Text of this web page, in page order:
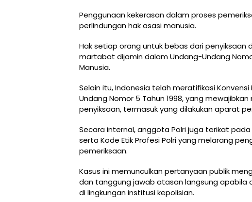
Penggunaan kekerasan dalam proses
perlindungan hak asasi manusia.
Hak setiap orang untuk bebas dari penyiksaan
martabat dijamin dalam Undang-Undang
Manusia.
Selain itu, Indonesia telah meratifikasi
Undang Nomor 5 Tahun 1998, yang
penyiksaan, termasuk yang dilakukan aparat
Secara internal, anggota Polri juga terikat
serta Kode Etik Profesi Polri yang melarang
pemeriksaan.
Kasus ini memunculkan pertanyaan publik
dan tanggung jawab atasan langsung
di lingkungan institusi kepolisian.